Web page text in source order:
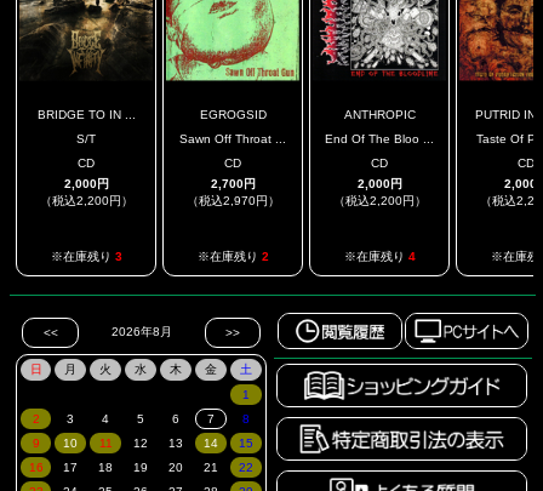
BRIDGE TO IN ...
S/T
CD
2,000円
（税込2,200円）
※在庫残り 3
EGROGSID
Sawn Off Throat ...
CD
2,700円
（税込2,970円）
※在庫残り 2
ANTHROPIC
End Of The Bloo ...
CD
2,000円
（税込2,200円）
※在庫残り 4
PUTRID
Taste Of
CD
2,000
（税込
※在庫残